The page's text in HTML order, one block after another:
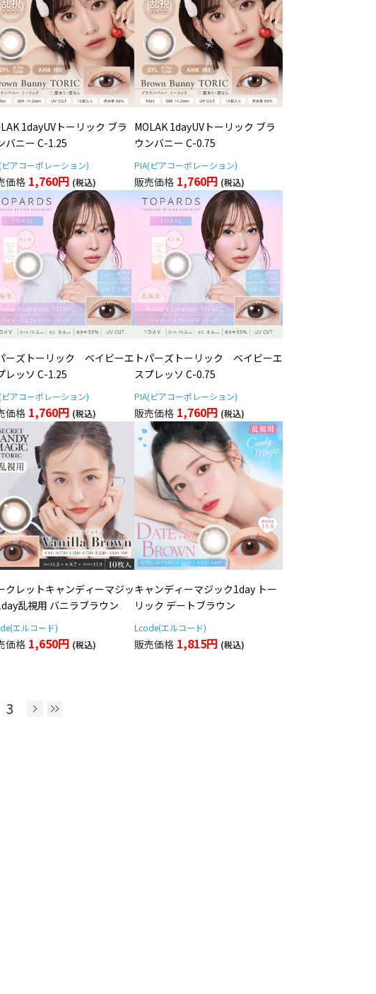
1dayUVトーリック ブラ
バニー C-1.25
アコーポレーション)
1,760円
MOLAK 1dayUVトーリック ブラ
ウンバニー C-0.75
PIA(ピアコーポレーション)
1,760円
ーズトーリック ベイビーエ
レッソ C-1.25
アコーポレーション)
1,760円
トパーズトーリック ベイビーエ
スプレッソ C-0.75
PIA(ピアコーポレーション)
1,760円
クレットキャンディーマジッ
乱視用 バニラブラウン
エルコード)
1,650円
キャンディーマジック1day トー
リック デートブラウン
Lcode(エルコード)
1,815円
3